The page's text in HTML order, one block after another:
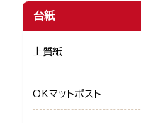
台紙
上質紙
OKマットポスト